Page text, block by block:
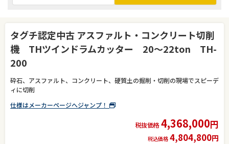
タグチ認定中古 アスファルト・コンクリート切削
機 THツインドラムカッター 20～22ton TH-
200
砕石、アスファルト、コンクリート、硬質土の掘削・切削の現場でスピーデ
ィに切削
仕様はメーカーページへジャンプ！
税抜価格4,368,000円
税込価格 4,804,800円